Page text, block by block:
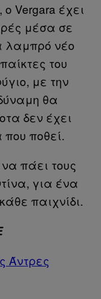
Vergara έχει
μέσα σε
λαμπρό νέο
του
με την
θα
δεν έχει
ποθεί.
πάει τους
για ένα
παιχνίδι.
Άντρες